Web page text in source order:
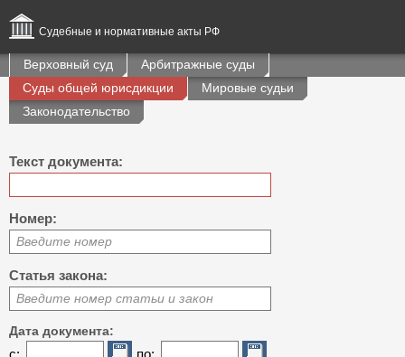
Судебные и нормативные акты РФ
Верховный суд
Арбитражные суды
Суды общей юрисдикции
Мировые судьи
Законодательство
Текст документа:
Номер:
Введите номер
Статья закона:
Введите номер статьи и закон
Дата документа:
с: по: